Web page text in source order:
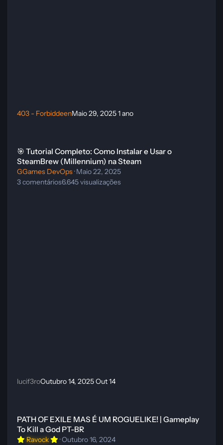
403 - ForbiddeenMaio 29, 20251 ano
🎯 Tutorial Completo: Como Instalar e Usar o
SteamBrew (Millennium) na Steam
GGames DevOps·Maio 22, 2025
3comentários6.645visualizações
lucif3roOutubro 14, 2025Out 14
PATH OF EXILE MAS É UM ROGUELIKE! | Gameplay
To Kill a God PT-BR
Ravock ·Outubro 16, 2024